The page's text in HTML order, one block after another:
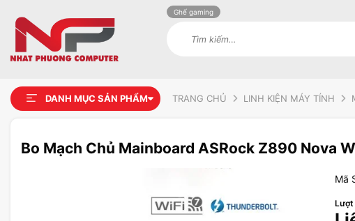
Ghế gaming
DANH MỤC SẢN PHẨM TRANG CHỦ LINH KIỆN MÁY TÍNH
Bo Mạch Chủ Mainboard ASRock Z890 Nova
Mã
Lượt